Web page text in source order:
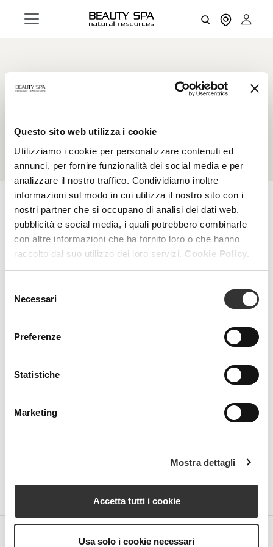
Questo sito web utilizza i cookie
Utilizziamo i cookie per personalizzare contenuti ed
annunci, per fornire funzionalità dei social media e per
analizzare il nostro traffico. Condividiamo inoltre
informazioni sul modo in cui utilizza il nostro sito con i
nostri partner che si occupano di analisi dei dati web,
pubblicità e social media, i quali potrebbero combinarle
con altre informazioni che ha fornito loro o che hanno
raccolto dal suo utilizzo dei loro servizi. Cookie Policy.
delNecessari
Preferenze
Statistiche
Marketing
Mostra dettagli
Accetta tutti i cookie
Usa solo i cookie necessari
Capsicum
action and vasodilatory properties.
FILTERS RESET FILTERS
Beauty Spa is a brand
43058 Sorbolo Mezzani
P.IVA 03101820342